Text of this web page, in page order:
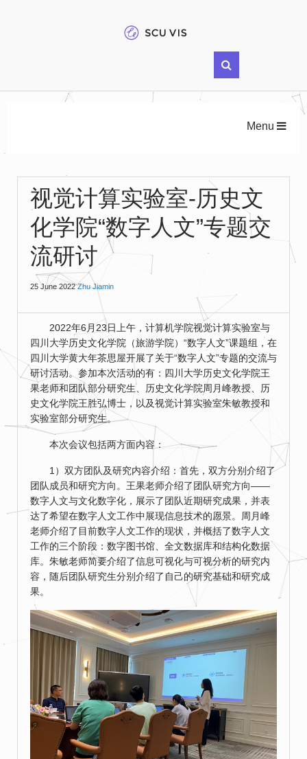
Menu
视觉计算实验室-历史文
化学院“数字人文”专题交
流研讨
25 June 2022 Zhu Jiamin
2022年6月23日上午，计算机学院视觉计算实验室与
四川大学历史文化学院（旅游学院）“数字人文”课题组，在
四川大学黄大年茶思屋开展了关于“数字人文”专题的交流与
研讨活动。参加本次活动的有：四川大学历史文化学院王
果老师和团队部分研究生、历史文化学院周月峰教授、历
史文化学院王胜弘博士，以及视觉计算实验室朱敏教授和
实验室部分研究生。
本次会议包括两方面内容：
1）双方团队及研究内容介绍：首先，双方分别介绍了
团队成员和研究方向。王果老师介绍了团队研究方向——
数字人文与文化数字化，展示了团队近期研究成果，并表
达了希望在数字人文工作中展现信息技术的愿景。周月峰
老师介绍了目前数字人文工作的现状，并概括了数字人文
工作的三个阶段：数字图书馆、全文数据库和结构化数据
库。朱敏老师简要介绍了信息可视化与可视分析的研究内
容，随后团队研究生分别介绍了自己的研究基础和研究成
果。